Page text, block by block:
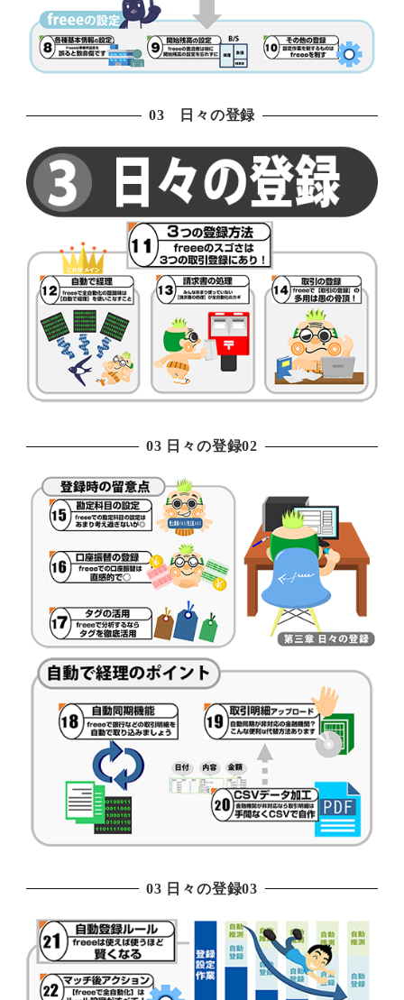
03 日々の登録
03 日々の登録02
03 日々の登録03